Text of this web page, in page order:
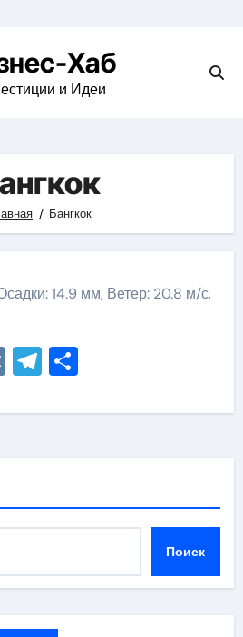
Хаб
и Идеи
Бангкок
14.9 мм, Ветер: 20.8 м/с,
VKTelegram
Отправить
Поиск